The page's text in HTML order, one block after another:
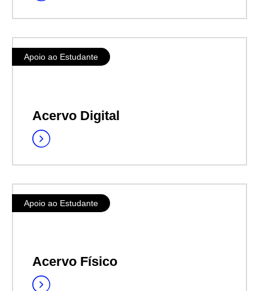
Apoio ao Estudante
Acervo Digital
Apoio ao Estudante
Acervo Físico